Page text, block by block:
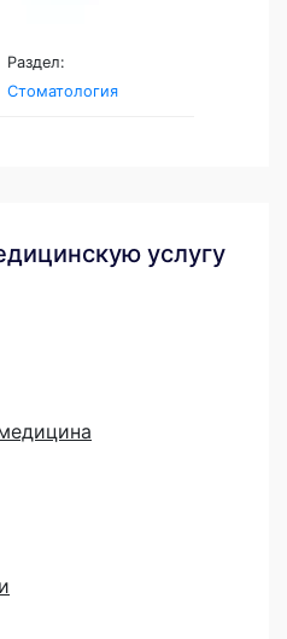
Раздел:
Стоматология
услугу